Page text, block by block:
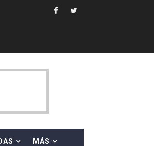
ruso, llevándose 8 medallas, seis para
Martínez 5ª en 10km
MÁS